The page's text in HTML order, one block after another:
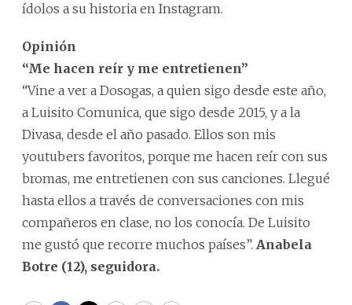
ídolos a su historia en Instagram.
Opinión
“Me hacen reír y me entretienen”
“Vine a ver a Dosogas, a quien sigo desde este año,
a Luisito Comunica, que sigo desde 2015, y a la
Divasa, desde el año pasado. Ellos son mis
youtubers favoritos, porque me hacen reír con sus
bromas, me entretienen con sus canciones. Llegué
hasta ellos a través de conversaciones con mis
compañeros en clase, no los conocía. De Luisito
me gustó que recorre muchos países”. Anabela
Botre (12), seguidora.